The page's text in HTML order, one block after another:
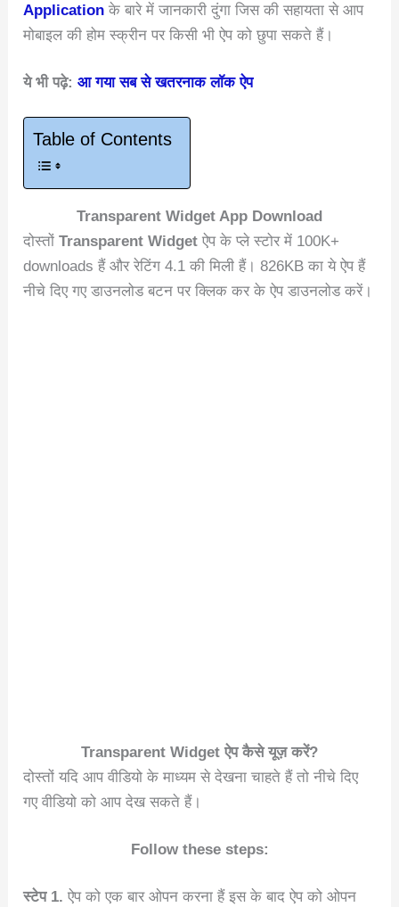
Application के बारे में जानकारी दुंगा जिस की सहायता से आप
मोबाइल की होम स्क्रीन पर किसी भी ऐप को छुपा सकते हैं।
ये भी पढ़े:आ गया सब से खतरनाक लॉक ऐप
Table of Contents
Transparent Widget App Download
दोस्तोंTransparent Widget ऐप के प्ले स्टोर में 100K+
downloads हैं और रेटिंग 4.1 की मिली हैं। 826KB का ये ऐप हैं
नीचे दिए गए डाउनलोड बटन पर क्लिक कर के ऐप डाउनलोड करें।
Transparent Widget ऐप कैसे यूज़ करें?
दोस्तों यदि आप वीडियो के माध्यम से देखना चाहते हैं तो नीचे दिए
गए वीडियो को आप देख सकते हैं।
Follow these steps:
स्टेप 1. ऐप को एक बार ओपन करना हैं इस के बाद ऐप को ओपन